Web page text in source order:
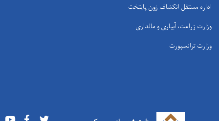
اداره مستقل انکشاف زون پایتخت
وزارت زراعت، آبیاری و مالداری
وزارت ترانسپورت
Youtube Facebook